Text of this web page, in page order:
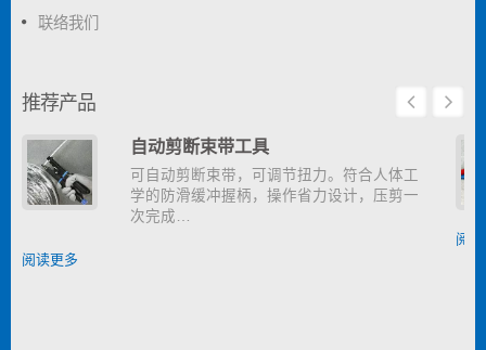
联络我们
推荐产品
自动剪断束带工具
可自动剪断束带，可调节扭力。符合人体工
学的防滑缓冲握柄，操作省力设计，压剪一
次完成…
阅读更多
阅